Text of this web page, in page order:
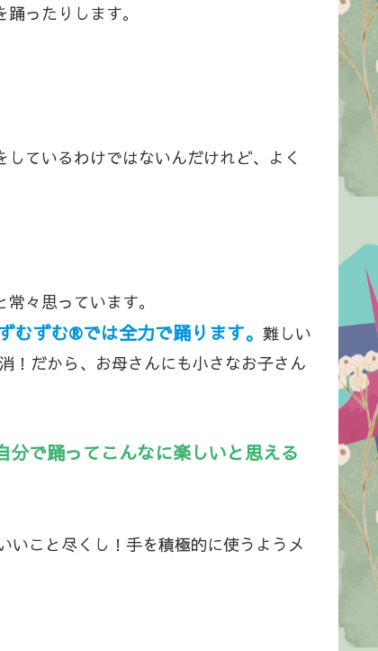
ったりします。
ているわけではないんだけれど、よく
々思っています。
むずむ®では全力で踊ります。 難しい
！だから、お母さんにも小さなお子さん
で踊ってこんなに楽しいと思える
いこと尽くし！手を積極的に使うようメ